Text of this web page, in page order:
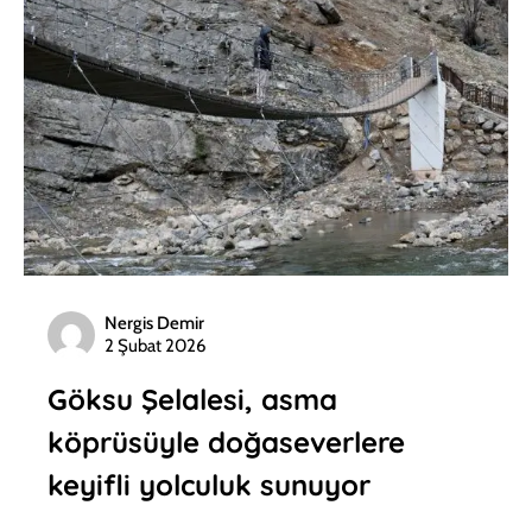
Nergis Demir
2 Şubat 2026
Göksu Şelalesi, asma
köprüsüyle doğaseverlere
keyifli yolculuk sunuyor